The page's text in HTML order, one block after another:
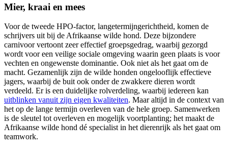
Mier, kraai en mees
Voor de tweede HPO-factor, langetermijngerichtheid, komen de
schrijvers uit bij de Afrikaanse wilde hond. Deze bijzondere
carnivoor vertoont zeer effectief groepsgedrag, waarbij gezorgd
wordt voor een veilige sociale omgeving waarin geen plaats is voor
vechten en ongewenste dominantie. Ook niet als het gaat om de
macht. Gezamenlijk zijn de wilde honden ongelooflijk effectieve
jagers, waarbij de buit ook onder de zwakkere dieren wordt
verdeeld. Er is een duidelijke rolverdeling, waarbij iedereen kan
uitblinken vanuit zijn eigen kwaliteiten. Maar altijd in de context van
het op de lange termijn overleven van de hele groep. Samenwerken
is de sleutel tot overleven en mogelijk voortplanting; het maakt de
Afrikaanse wilde hond dé specialist in het dierenrijk als het gaat om
teamwork.